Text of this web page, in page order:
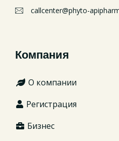
callcenter@phyto-
Компания
О компании
Регистрация
Бизнес